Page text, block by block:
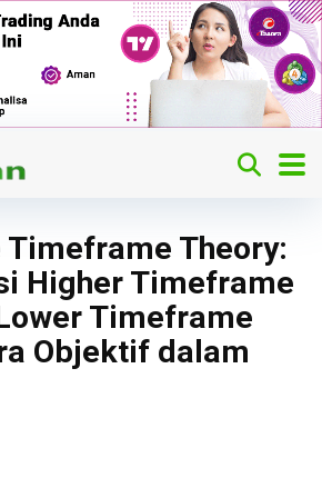
Timeframe Theory:
Higher Timeframe
Timeframe
Objektif dalam